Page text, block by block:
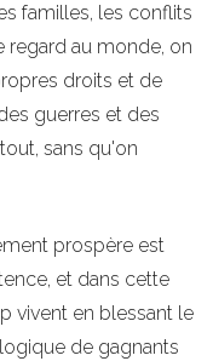
familles, les conflits
regard au monde, on
droits et de
guerres et des
sans qu'on
prospère est
et dans cette
vivent en blessant le
de gagnants